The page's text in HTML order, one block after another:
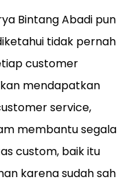
Bintang Abadi pun
tidak pernah
customer
mendapatkan
service,
membantu segala
custom, baik itu
karena sudah sah